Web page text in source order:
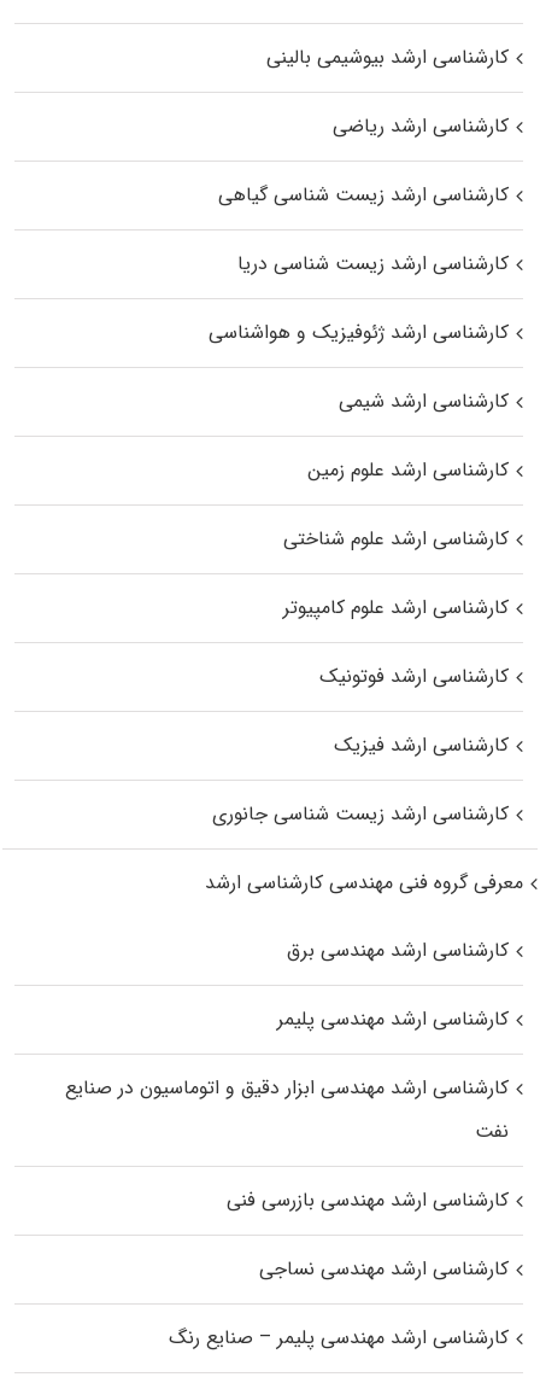
کارشناسی ارشد بیوشیمی بالینی
کارشناسی ارشد ریاضی
کارشناسی ارشد زیست‌ شناسی گیاهی
کارشناسی ارشد زیست‌ شناسی دریا
کارشناسی ارشد ژئوفیزیک و هواشناسی
کارشناسی ارشد شیمی
کارشناسی ارشد علوم زمین
کارشناسی ارشد علوم شناختی
کارشناسی ارشد علوم کامپیوتر
کارشناسی ارشد فوتونیک
کارشناسی ارشد فیزیک
کارشناسی ارشد زیست‌ شناسی جانوری
معرفی گروه فنی مهندسی کارشناسی ارشد
کارشناسی ارشد مهندسی برق
کارشناسی ارشد مهندسی پلیمر
کارشناسی ارشد مهندسی ابزار دقیق و اتوماسیون در صنایع
نفت
کارشناسی ارشد مهندسی بازرسی فنی
کارشناسی ارشد مهندسی نساجی
کارشناسی ارشد مهندسی پلیمر – صنایع رنگ